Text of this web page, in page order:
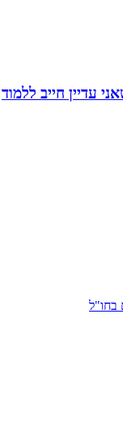
עדיין חייב ללמוד
בחו"ל